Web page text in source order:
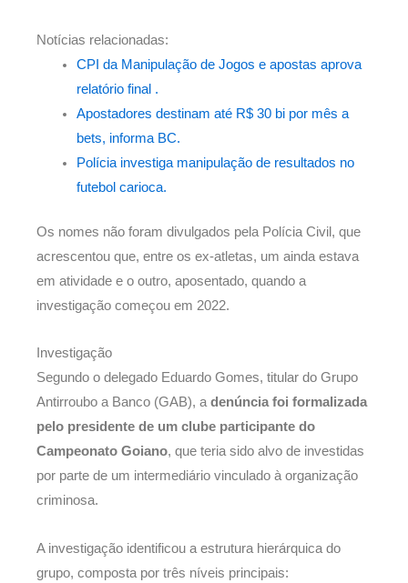
Notícias relacionadas:
CPI da Manipulação de Jogos e apostas aprova
relatório final .
Apostadores destinam até R$ 30 bi por mês a
bets, informa BC.
Polícia investiga manipulação de resultados no
futebol carioca.
Os nomes não foram divulgados pela Polícia Civil, que
acrescentou que, entre os ex-atletas, um ainda estava
em atividade e o outro, aposentado, quando a
investigação começou em 2022.
Investigação
Segundo o delegado Eduardo Gomes, titular do Grupo
Antirroubo a Banco (GAB), adenúncia foi formalizada
pelo presidente de um clube participante do
Campeonato Goiano, que teria sido alvo de investidas
por parte de um intermediário vinculado à organização
criminosa.
A investigação identificou a estrutura hierárquica do
grupo, composta por três níveis principais: